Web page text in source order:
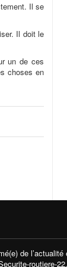
Il se
Il doit le
un de ces
choses en
de l’actualité
routiere-